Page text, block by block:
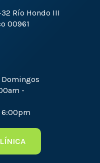
Río Hondo III
00961
Domingos
-
6:00pm